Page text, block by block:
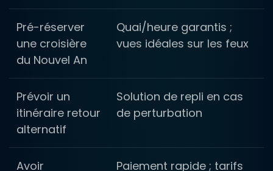
Pré-réserver
une croisière
du Nouvel An
Quai/heure garantis ;
vues idéales sur les feux
Prévoir un
itinéraire retour
alternatif
Solution de repli en cas
de perturbation
Avoir
Paiement rapide ; tarifs